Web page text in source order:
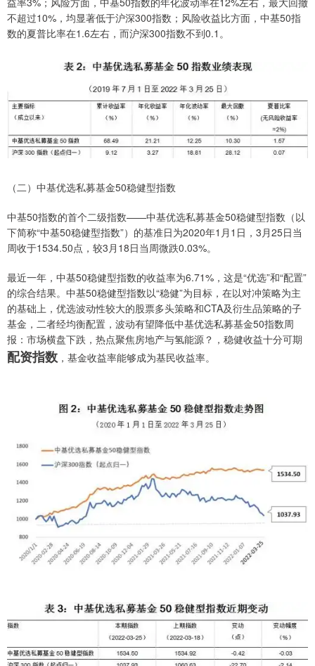
不超过10%，均显著低于沪深300指数；风险收益比方面，中基50指
数的夏普比率在1.6左右，而沪深300指数不到0.1。
（二）中基优选私募基金50稳健型指数
中基50指数的首个二级指数——中基优选私募基金50稳健型指数（以
下简称“中基50稳健型指数”）的基准日为2020年1月1日，3月25日当
周收于1534.50点，较3月18日当周微跌0.03%。
最近一年，中基50稳健型指数的收益率为6.71%，这是“优选”和“配置”
的综合结果。中基50稳健型指数以“稳健”为目标，在以对冲策略为主
的基础上，优选波动性较大的股票多头策略和CTA及衍生品策略的子
基金，二者经均衡配置，波动有望降低中基优选私募基金50指数周
报：市场横盘下跌，热点聚焦房地产与氢能源？，稳健收益十分可期
配资指数 ，基金收益率能够成为基民收益率。